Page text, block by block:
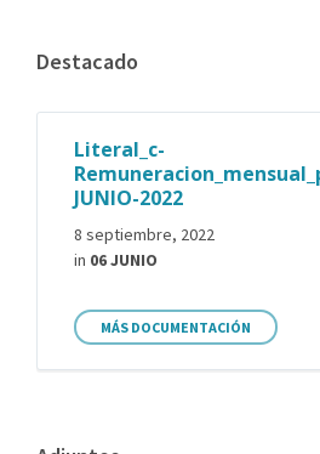
Destacado
Literal_c-
JUNIO-2022
8 septiembre, 2022
in 06 JUNIO
MÁS DOCUMENTACIÓN